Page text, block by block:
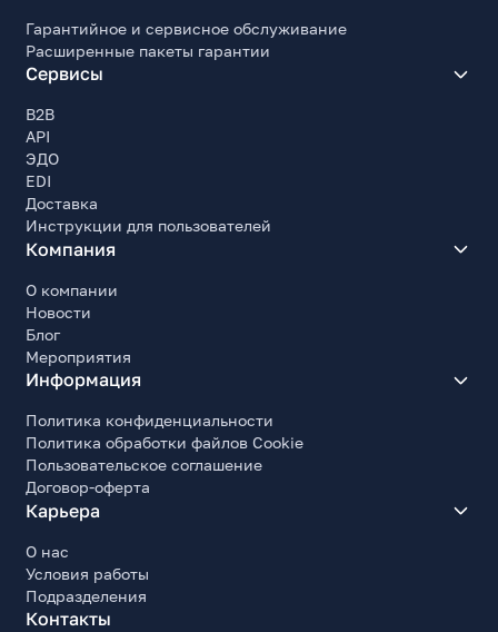
Гарантийное и сервисное обслуживание
Расширенные пакеты гарантии
Сервисы
B2B
API
ЭДО
EDI
Доставка
Инструкции для пользователей
Компания
О компании
Новости
Блог
Мероприятия
Информация
Политика конфиденциальности
Политика обработки файлов Cookie
Пользовательское соглашение
Договор-оферта
Карьера
О нас
Условия работы
Подразделения
Контакты